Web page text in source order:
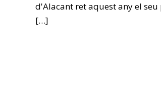
d'Alacant ret aquest any el
[…]